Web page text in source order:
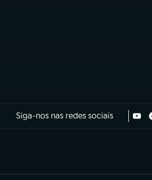
Siga-nos nas redes sociais